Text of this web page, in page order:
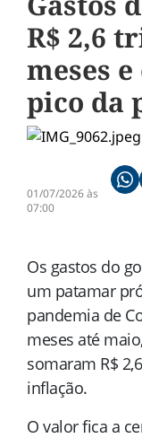
R$ 2,6
meses
pico da
01/07/2026 às
07:00
Os gastos do
um patamar
pandemia de
meses até
somaram R$
inflação.
O valor fica a